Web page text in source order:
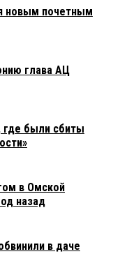
новым почетным
глава АЦ
где были сбиты
в Омской
назад
в даче